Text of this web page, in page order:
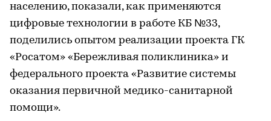
населению, показали, как применяются
цифровые технологии в работе КБ №33,
поделились опытом реализации проекта ГК
«Росатом» «Бережливая поликлиника» и
федерального проекта «Развитие системы
оказания первичной медико-санитарной
помощи».